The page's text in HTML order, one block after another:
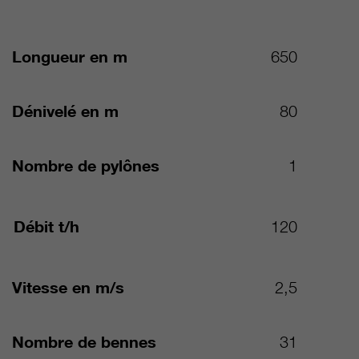
Longueur en m 650
Dénivelé en m 80
Nombre de pylônes 1
Débit t/h 120
Vitesse en m/s 2,5
Nombre de bennes 31